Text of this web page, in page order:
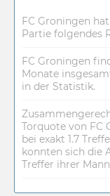
FC Groningen
Partie folgendes
FC Groningen
Monate
in der Statistik.
Torquote von FC
bei exakt 1.7
konnten sich die
Treffer ihrer